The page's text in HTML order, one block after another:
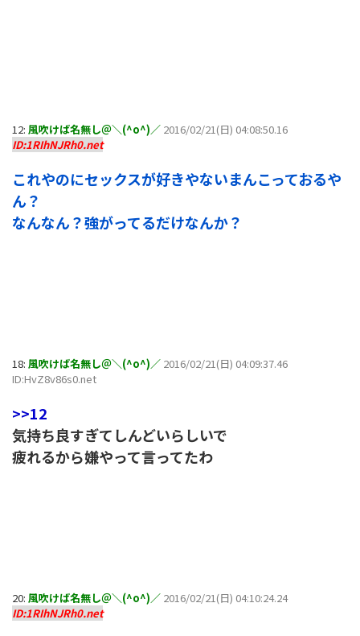
12: 風吹けば名無し＠＼(^o^)／ 2016/02/21(日) 04:08:50.16
ID:1RIhNJRh0.net
これやのにセックスが好きやないまんこっておるや
ん？
なんなん？強がってるだけなんか？
18: 風吹けば名無し＠＼(^o^)／ 2016/02/21(日) 04:09:37.46
ID:HvZ8v86s0.net
>>12
気持ち良すぎてしんどいらしいで
疲れるから嫌やって言ってたわ
20: 風吹けば名無し＠＼(^o^)／ 2016/02/21(日) 04:10:24.24
ID:1RIhNJRh0.net